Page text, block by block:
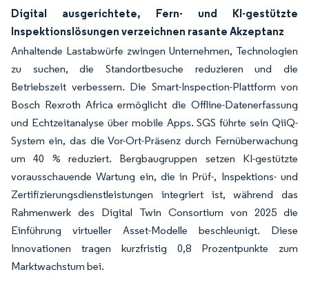
Digital ausgerichtete, Fern- und KI-gestützte
Inspektionslösungen verzeichnen rasante Akzeptanz
Anhaltende Lastabwürfe zwingen Unternehmen, Technologien
zu suchen, die Standortbesuche reduzieren und die
Betriebszeit verbessern. Die Smart-Inspection-Plattform von
Bosch Rexroth Africa ermöglicht die Offline-Datenerfassung
und Echtzeitanalyse über mobile Apps. SGS führte sein QiiQ-
System ein, das die Vor-Ort-Präsenz durch Fernüberwachung
um 40 % reduziert. Bergbaugruppen setzen KI-gestützte
vorausschauende Wartung ein, die in Prüf-, Inspektions- und
Zertifizierungsdienstleistungen integriert ist, während das
Rahmenwerk des Digital Twin Consortium von 2025 die
Einführung virtueller Asset-Modelle beschleunigt. Diese
Innovationen tragen kurzfristig 0,8 Prozentpunkte zum
Marktwachstum bei.